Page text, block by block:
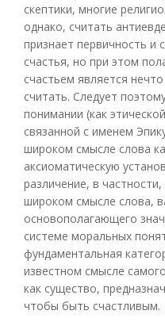
скептики, многие
однако, считать
признает первичность и
счастья, но при этом
счастьем является
считать. Следует
понимании (как
связанной с именем
широком смысле слова
аксиоматическую
различение, в
широком смысле слова,
основополагающего
системе моральных
фундаментальная
известном смысле
как существо,
чтобы быть счастливым.